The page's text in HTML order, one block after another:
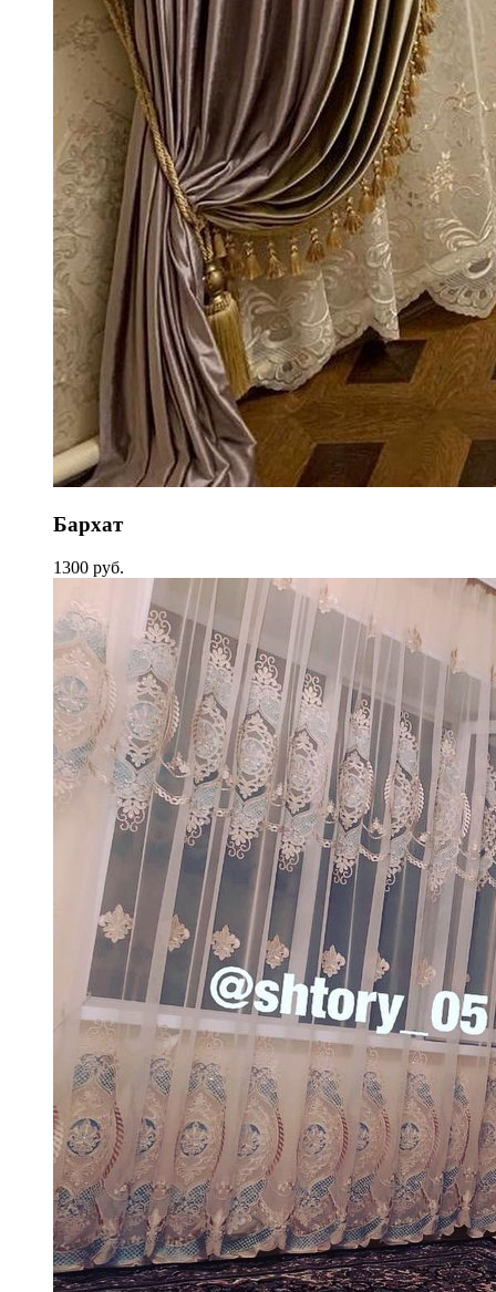
Бархат
1300 руб.